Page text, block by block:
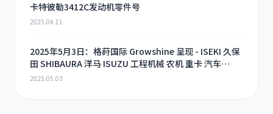
卡特彼勒3412C发动机零件号
2025.04.11
2025年5月3日：格莳国际 Growshine 呈现 - ISEKI 久保
田 SHIBAURA 洋马 ISUZU 工程机械 农机 重卡 汽车
RHF3 涡轮增压器及配件 海量现货供应
2025.05.03